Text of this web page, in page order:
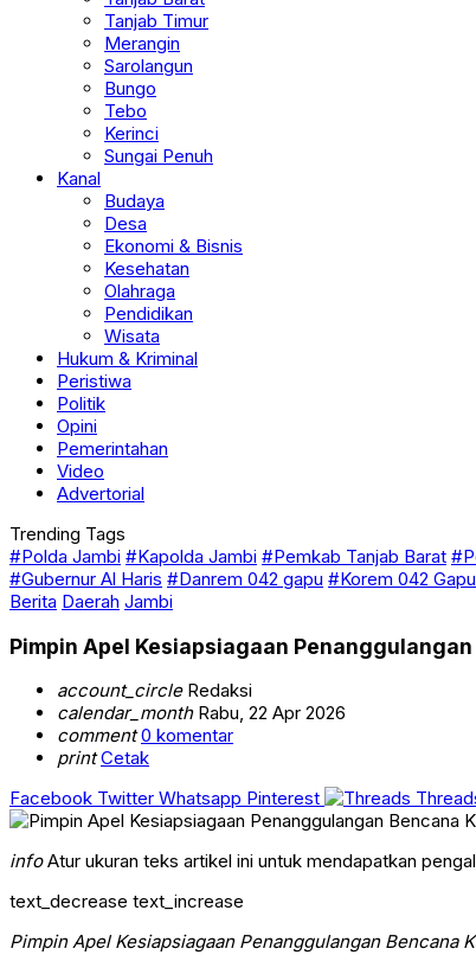
Tanjab Timur
Merangin
Sarolangun
Bungo
Tebo
Kerinci
Sungai Penuh
Kanal
Budaya
Desa
Ekonomi & Bisnis
Kesehatan
Olahraga
Pendidikan
Wisata
Hukum & Kriminal
Peristiwa
Politik
Opini
Pemerintahan
Video
Advertorial
Trending Tags
#Polda Jambi #Kapolda Jambi #Pemkab Tanjab Barat
#Gubernur Al Haris #Danrem 042 gapu #Korem 042 Gapu
Berita Daerah Jambi
Pimpin Apel Kesiapsiagaan
account_circleRedaksi
calendar_monthRabu, 22 Apr 2026
comment 0 komentar
print Cetak
Facebook Twitter Whatsapp Pinterest
infoAtur ukuran teks artikel ini untuk mendapatkan
text_decrease text_increase
Pimpin Apel Kesiapsiagaan Penanggulangan Bencana